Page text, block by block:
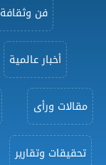
فن وثقافة
أخبار عالمية
مقالات ورأى
تحقيقات وتقارير